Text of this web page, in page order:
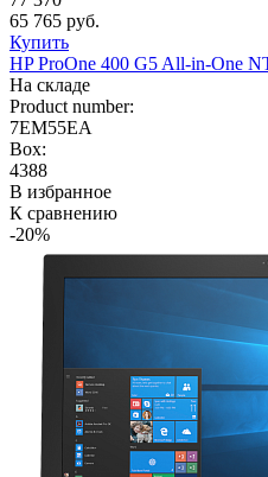
65 765 руб.
Купить
HP ProOne 400 G5 All-in-One
На складе
Product number:
7EM55EA
Box:
4388
В избранное
К сравнению
-20%